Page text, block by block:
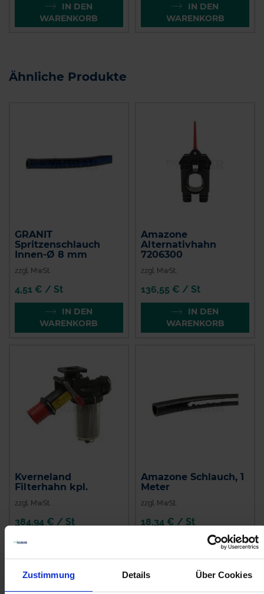
Zustimmung Details Über Cookies
IN DEN
WARENKORB
IN DEN
WARENKORB
Ähnliche Produkte
GRANIT
Spritzenschlauch
Innen-Ø 8 mm
zzgl. MwSt.
4,51 € / St
IN DEN
WARENKORB
Amazone
Alternativhahn
7206300
zzgl. MwSt.
136,55 € / St
IN DEN
WARENKORB
Kverneland
Filterhahn kpl.
zzgl. MwSt.
384,94 € / St
Amazone Schlauch, 1
Meter
zzgl. MwSt.
18,34 € / St
IN DEN